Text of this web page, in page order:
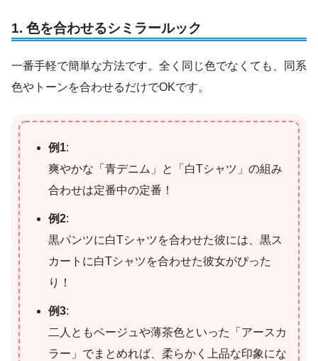
1. 色を合わせるシミラールック
一番手軽で簡単な方法です。全く同じ色でなくても、同系
色やトーンを合わせるだけでOKです。
例1:
爽やかな「青デニム」と「白Tシャツ」の組み
合わせは定番中の定番！
例2:
黒パンツに白Tシャツを合わせた彼には、黒ス
カートに白Tシャツを合わせた彼女がぴった
り！
例3:
二人ともベージュや薄茶色といった「アースカ
ラー」でまとめれば、柔らかく上品な印象にな